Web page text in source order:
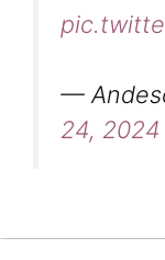
—
24, 2024